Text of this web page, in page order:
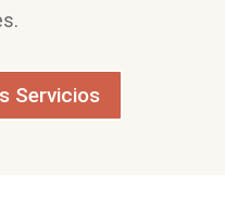
Servicios